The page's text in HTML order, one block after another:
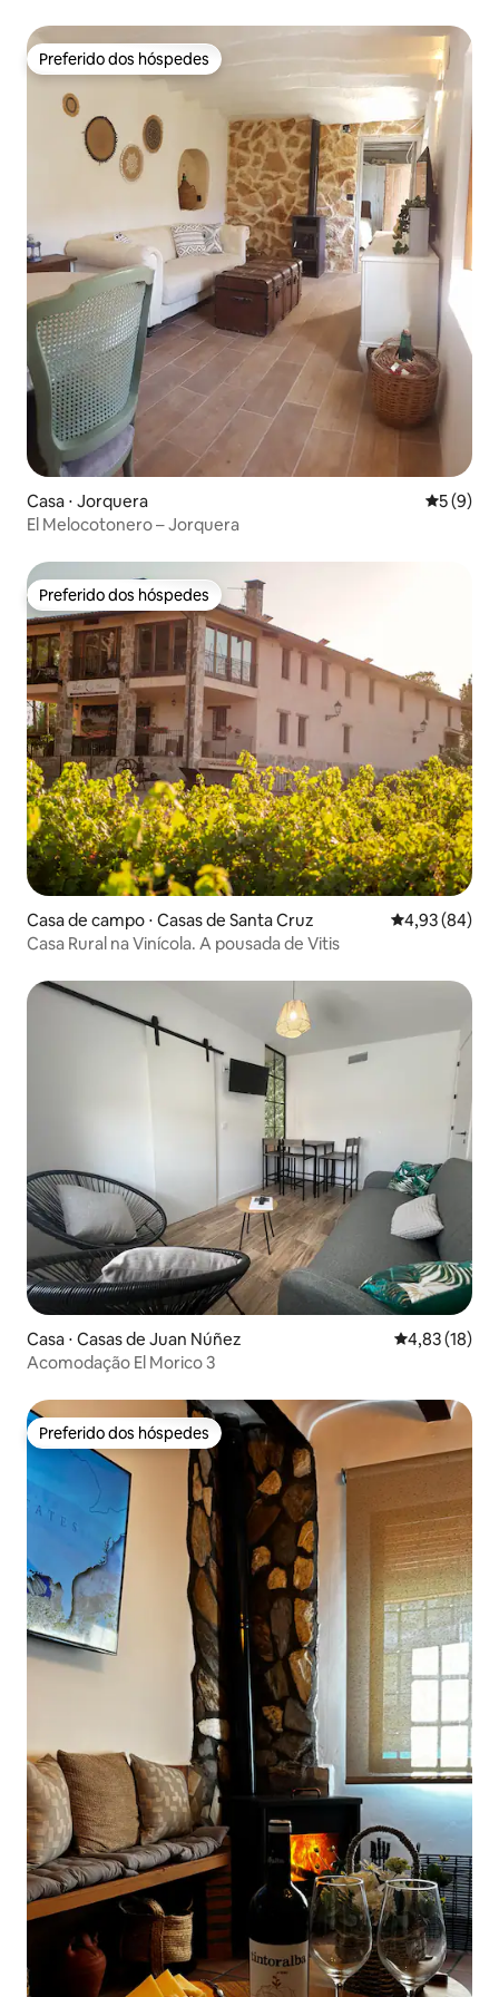
Preferido dos hóspedes
Preferido dos hóspedes
Casa ⋅ Jorquera 5 de
5 (9)
El Melocotonero – Jorquera
Preferido dos hóspedes
Preferido dos hóspedes
Casa de campo ⋅ Casas de Santa Cruz 4,93 de uma
4,93 (84)
Casa Rural na Vinícola. A pousada de Vitis
Casa ⋅ Casas de Juan Núñez 4,83 de uma
4,83 (18)
Acomodação El Morico 3
Preferido dos hóspedes
Preferido dos hóspedes